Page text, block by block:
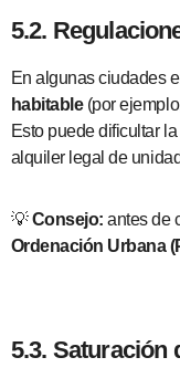
5.2.
En algunas ciudades
habitable(por
Esto puede dificultar
alquiler legal de
💡Consejo: antes de
Ordenación Urbana
5.3. Saturación